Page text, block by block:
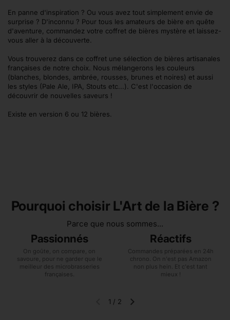
En panne d'inspiration ? Ou vous avez tout simplement envie de
surprise ? D'inconnu ? Pour tous les amateurs de bière en quête
d'aventure, commandez votre coffret de bières mystère et laissez-
vous aller à la découverte.
Vous trouverez dans ce coffret une sélection de bières artisanales
françaises de notre choix. Nous mélangerons les couleurs
(blanches, blondes, ambrée, rousses, brunes et noires) et aussi
les styles (Pale Ale, IPA, Stouts etc...). C'est l'occasion de
découvrir de nouvelles saveurs !
Existe en version 6 ou 12 bières.
Pourquoi choisir L'Art de la Bière ?
Parce que nous sommes...
Passionnés
On goûte, on compare, on
savoure, pour ne garder que le
meilleur des microbrasseries
françaises.
Réactifs
Commandes préparées en 24h
chrono. On n'est pas Amazon
non plus hein. Et c'est tant
mieux !
Diapositive précédente
Diapositive suivante
1 / 2